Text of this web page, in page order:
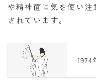
や精神面に気を使い注
されています。
1974